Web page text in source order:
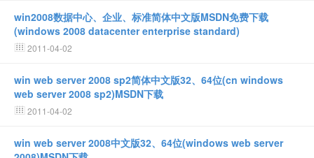
win2008数据中心、企业、标准简体中文版MSDN免费下载
(windows 2008 datacenter enterprise standard)
2011-04-02
win web server 2008 sp2简体中文版32、64位(cn windows
web server 2008 sp2)MSDN下载
2011-04-02
win web server 2008中文版32、64位(windows web server